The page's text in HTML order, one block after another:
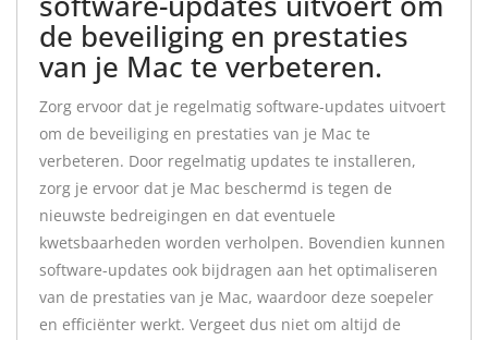
de beveiliging en prestaties
van je Mac te verbeteren.
Zorg ervoor dat je regelmatig software-updates uitvoert
om de beveiliging en prestaties van je Mac te
verbeteren. Door regelmatig updates te installeren,
zorg je ervoor dat je Mac beschermd is tegen de
nieuwste bedreigingen en dat eventuele
kwetsbaarheden worden verholpen. Bovendien kunnen
software-updates ook bijdragen aan het optimaliseren
van de prestaties van je Mac, waardoor deze soepeler
en efficiënter werkt. Vergeet dus niet om altijd de